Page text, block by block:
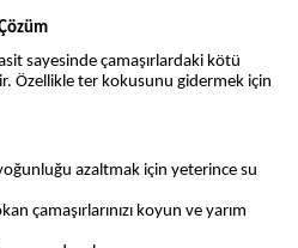
sayesinde çamaşırlardaki kötü
Özellikle ter kokusunu gidermek için
azaltmak için yeterince su
çamaşırlarınızı koyun ve yarım